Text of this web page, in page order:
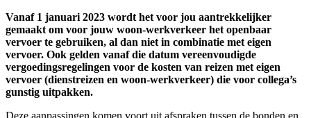
Vanaf 1 januari 2023 wordt het voor jou aantrekkelijker
gemaakt om voor jouw woon-werkverkeer het openbaar
vervoer te gebruiken, al dan niet in combinatie met eigen
vervoer. Ook gelden vanaf die datum vereenvoudigde
vergoedingsregelingen voor de kosten van reizen met eigen
vervoer (dienstreizen en woon-werkverkeer) die voor collega’s
gunstig uitpakken.
Deze aanpassingen komen voort uit afspraken tussen de bonden en